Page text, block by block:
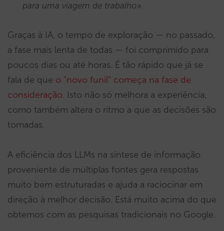
para uma viagem de trabalho».
Graças à IA, o tempo de exploração — no passado,
a fase mais lenta de todas — foi comprimido para
poucos dias ou até horas. É tão rápido que já se
fala de que o “novo funil” começa na fase de
consideração. Isto não só melhora a experiência,
como também altera o ritmo a que as decisões são
tomadas.
A eficiência dos LLMs na síntese de informação
proveniente de múltiplas fontes gera respostas
muito bem estruturadas e ajuda a raciocinar em
direção à melhor decisão. Está muito acima do que
obtemos com as pesquisas tradicionais no Google.